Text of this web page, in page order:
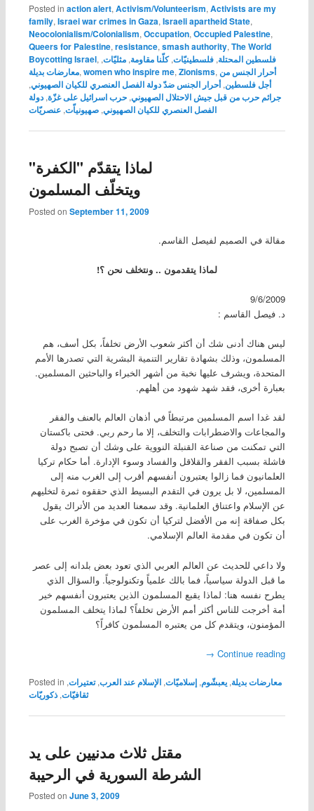
Posted in action alert, Activism/Volunteerism, Activists are my
family, Israei war crimes in Gaza, Israeli apartheid State,
Neocolonialism/Colonialism, Occupation, Occupied Palestine,
Queers for Palestine, resistance, smash authority, The World
Boycotting Israel, فلسطين المحتلة,فلسطينيّات,كلّنا مقاومة,مثليّات,
معارضات بديلة, women who inspire me, Zionisms, أحرار الجنس من
أجل فلسطين,أحرار الجنس ضدّ دولة الفصل العنصري للكيان الصهيوني,
جرائم حرب من قبل جيش الاحتلال الصهيوني,حرب اسرائيل على غزّة,دولة
الفصل العنصري للكيان الصهيوني,صهيونياّت,عنصريّات
لماذا يتقدّم "الكفرة"
ويتخلّف المسلمون
Posted on September 11, 2009
مقالة في الصميم لفيصل القاسم.
لماذا يتقدمون .. ونتخلف نحن ؟!
9/6/2009
د. فيصل القاسم :
ليس هناك أدنى شك أن أكثر شعوب الأرض تخلفاً، بكل أسف، هم
المسلمون، وذلك بشهادة تقارير التنمية البشرية التي تصدرها الأمم
المتحدة، ويشرف عليها نخبة من أشهر الخبراء والباحثين المسلمين.
بعبارة أخرى، فقد شهد شهود من أهلهم.
لقد غدا اسم المسلمين مرتبطاً في أذهان العالم بالعنف والفقر
والمجاعات والاضطرابات والتخلف، إلا ما رحم ربي. فحتى باكستان
التي تمكنت من صناعة القنبلة النووية على وشك أن تصبح دولة
فاشلة بسبب الفقر والقلاقل والفساد وسوء الإدارة. أما حكام تركيا
العلمانيون فما زالوا يعتبرون أنفسهم أقرب إلى الغرب منه إلى
المسلمين، لا بل يرون في التقدم البسيط الذي حققوه ثمرة لتخليهم
عن الإسلام واعتناق العلمانية. وقد سمعنا العديد من الأتراك يقول
بكل صفاقة إنه من الأفضل لتركيا أن تكون في مؤخرة الغرب على
أن تكون في مقدمة العالم الإسلامي.
ولا داعي للحديث عن العالم العربي الذي تعود بعض بلدانه إلى عصر
ما قبل الدولة سياسياً، فما بالك علمياً وتكنولوجياً. والسؤال الذي
يطرح نفسه هنا: لماذا يقبع المسلمون الذين يعتبرون أنفسهم خير
أمة أخرجت للناس أكثر أمم الأرض تخلفاً؟ لماذا يتخلف المسلمون
المؤمنون، ويتقدم كل من يعتبره المسلمون كافراً؟
Continue reading
→
Posted in معارضات بديلة,يعبشّوم,إسلاميّات,الإسلام عند العرب,تعتيرات,
ثقافيّات,ذكوريّات
مقتل ثلاث مدنيين على يد
الشرطة السورية في الرحيبة
Posted on June 3, 2009